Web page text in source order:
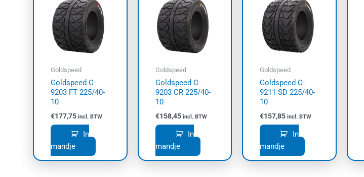
Goldspeed
Goldspeed C-
9203 FT 225/40-
10
€177,75 incl. BTW
In
mandje
Goldspeed
Goldspeed C-
9203 CR 225/40-
10
€158,45 incl. BTW
In
mandje
Goldspeed
Goldspeed C-
9211 SD 225/40-
10
€157,85 incl. BTW
In
mandje